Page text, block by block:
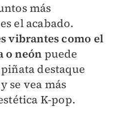
más
el acabado.
vibrantes como el
o neón puede
destaque
se vea más
K-pop.